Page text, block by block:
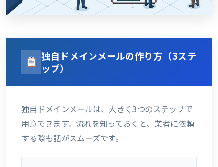
独自ドメインメールの作り方（3ステ
ップ）
独自ドメインメールは、大きく3つのステップで
用意できます。流れを知っておくと、業者に依頼
する際も話がスムーズです。